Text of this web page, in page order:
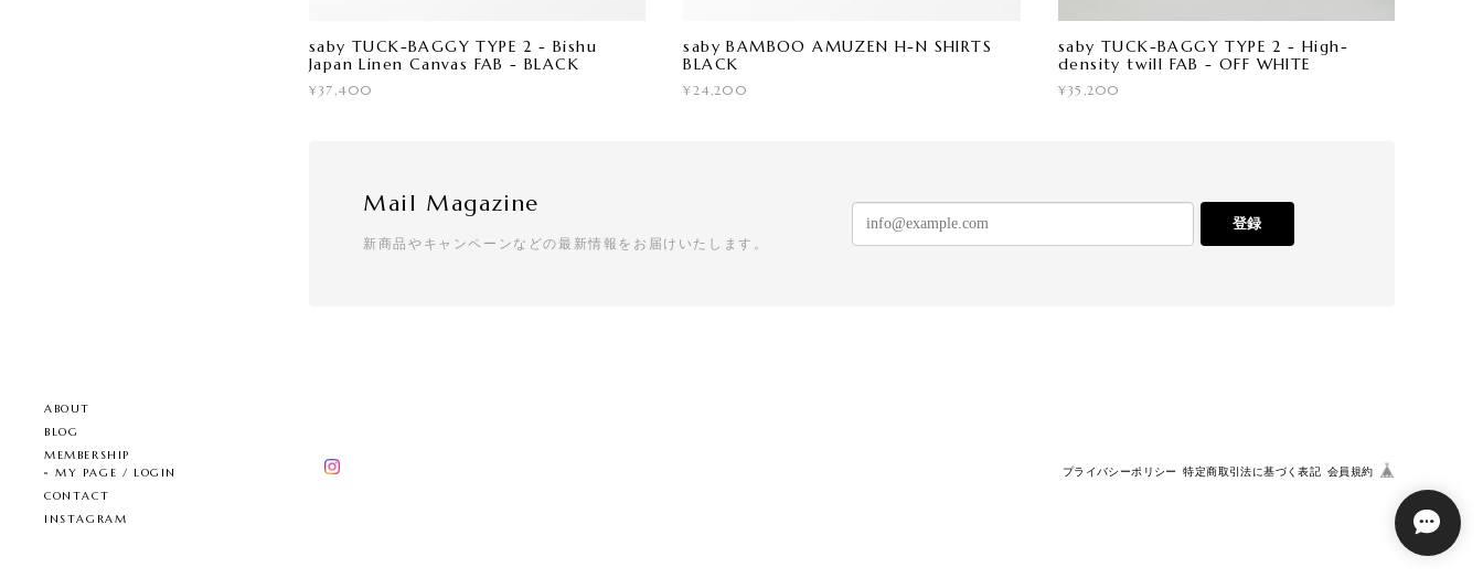
ABOUT
BLOG
MEMBERSHIP
MY PAGE / LOGIN
CONTACT
INSTAGRAM
saby TUCK-BAGGY TYPE 2 - Bishu
Japan Linen Canvas FAB - BLACK
¥37,400
saby BAMBOO AMUZEN H-N SHIRTS
BLACK
¥24,200
saby TUCK-BAGGY TYPE 2 - High-
density twill FAB - OFF WHITE
¥35,200
Mail Magazine
新商品やキャンペーンなどの最新情報をお届けいたします。
登録
プライバシーポリシー 特定商取引法に基づく表記 会員規約